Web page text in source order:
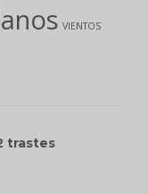
VIENTOS
trastes